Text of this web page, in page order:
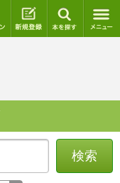
ログイン 新規登録
検索